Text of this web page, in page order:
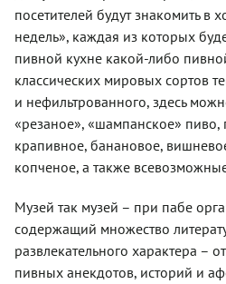
посетителей будут знакомить в
недель», каждая из которых
пивной кухне какой-либо
классических мировых сортов
и нефильтрованного, здесь
«резаное», «шампанское»
крапивное, банановое,
копченое, а также
Музей так музей – при пабе
содержащий множество
развлекательного характера –
пивных анекдотов, историй и